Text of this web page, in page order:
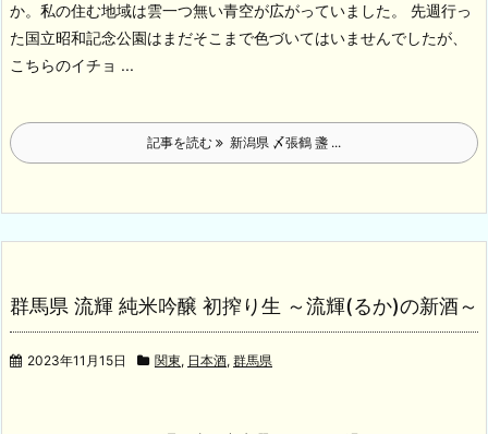
か。私の住む地域は雲一つ無い青空が広がっていました。
先週行っ
た国立昭和記念公園はまだそこまで色づいてはいませんでしたが、
こちらのイチョ ...
記事を読む 新潟県 〆張鶴 盞 ...
群馬県 流輝 純米吟醸 初搾り生 ～流輝(るか)の新酒～
2023年11月15日 関東, 日本酒, 群馬県